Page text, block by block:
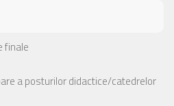
finale
a posturilor didactice/catedrelor